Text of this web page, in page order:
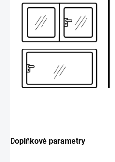
Doplňkové parametry